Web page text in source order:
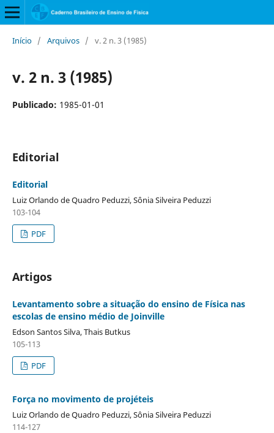
Início / Arquivos / v. 2 n. 3 (1985)
v. 2 n. 3 (1985)
Publicado: 1985-01-01
Editorial
Editorial
Luiz Orlando de Quadro Peduzzi, Sônia Silveira Peduzzi
103-104
PDF
Artigos
Levantamento sobre a situação do ensino de Física nas
escolas de ensino médio de Joinville
Edson Santos Silva, Thais Butkus
105-113
PDF
Força no movimento de projéteis
Luiz Orlando de Quadro Peduzzi, Sônia Silveira Peduzzi
114-127